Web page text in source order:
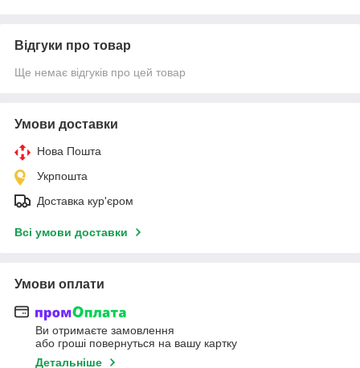
Відгуки про товар
Ще немає відгуків про цей товар
Умови доставки
Нова Пошта
Укрпошта
Доставка кур'єром
Всі умови доставки
Умови оплати
Ви отримаєте замовлення
або гроші повернуться на вашу картку
Детальніше